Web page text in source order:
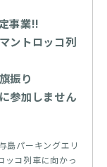
事業!!
ントロッコ列
振り
参加しません
島パーキングエリ
ッコ列車に向かっ